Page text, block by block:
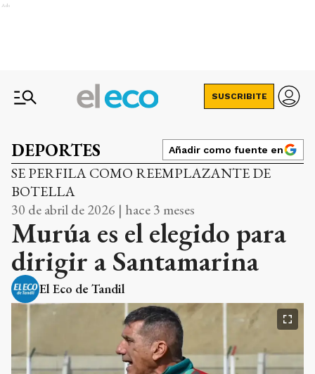
Ads
SUSCRIBITE
DEPORTES Añadir como fuente en
SE PERFILA COMO REEMPLAZANTE DE
BOTELLA
30 de abril de 2026 | hace 3 meses
Murúa es el elegido para
dirigir a Santamarina
El Eco de Tandil